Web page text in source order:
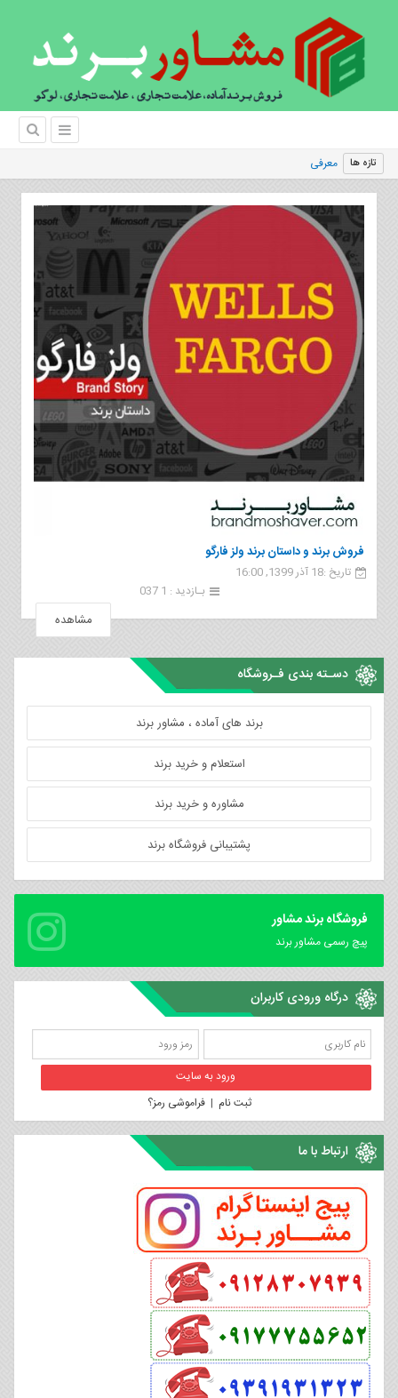
تازه ها معرفی جایگاه
فروش برند و داستان برند ولز فارگو
تاریخ :18 آذر 1399, 16:00
بـازدید : 1 037
مشاهده
دسـته بندی فـروشگاه
برند های آماده ، مشاور برند
استعلام و خرید برند
مشاوره و خرید برند
پشتیبانی فروشگاه برند
فروشگاه برند مشاور
پیچ رسمی مشاور برند
درگاه ورودی کاربران
ثبت نام |فراموشی رمز؟
ارتباط با ما